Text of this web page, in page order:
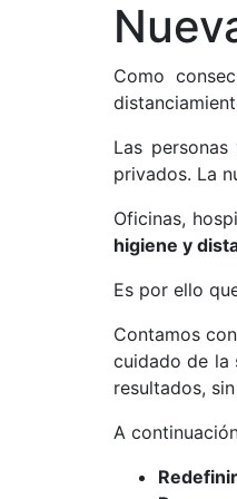
Como
Las
privados. La
Oficinas,
higiene y
Es por ello
Contamos
cuidado de la
resultados,
A